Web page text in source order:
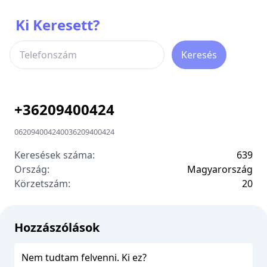
Ki Keresett?
Keresés
+36209400424
062094004240036209400424
Keresések száma:
639
Ország:
Magyarország
Körzetszám:
20
Hozzászólások
Nem tudtam felvenni. Ki ez?